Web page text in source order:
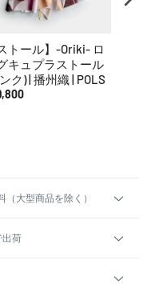
ストール】-Oriki- ロ
キュプラストール
ク) | 播州織 | POLS
（大型商品を除く）
出荷